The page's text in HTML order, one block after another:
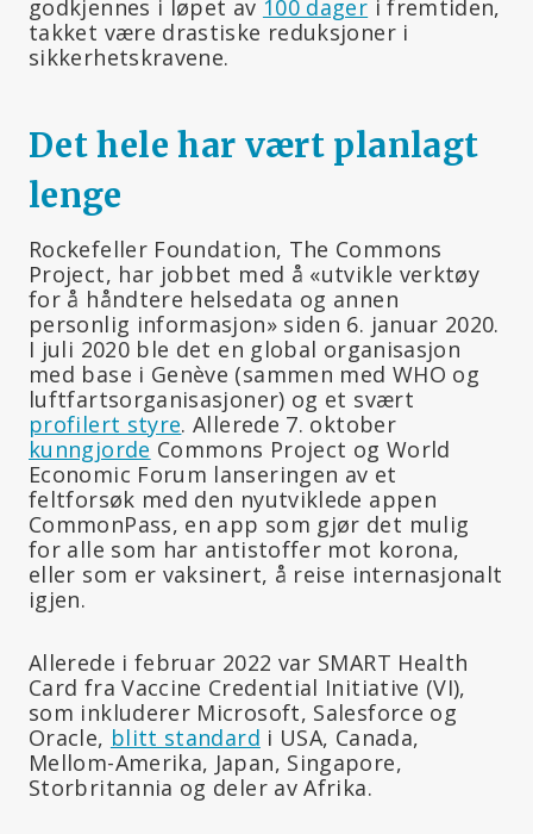
godkjennes i løpet av 100 dager i fremtiden,
takket være drastiske reduksjoner i
sikkerhetskravene.
Det hele har vært planlagt
lenge
Rockefeller Foundation, The Commons
Project, har jobbet med å «utvikle verktøy
for å håndtere helsedata og annen
personlig informasjon» siden 6. januar 2020.
I juli 2020 ble det en global organisasjon
med base i Genève (sammen med WHO og
luftfartsorganisasjoner) og et svært
profilert styre. Allerede 7. oktober
kunngjorde Commons Project og World
Economic Forum lanseringen av et
feltforsøk med den nyutviklede appen
CommonPass, en app som gjør det mulig
for alle som har antistoffer mot korona,
eller som er vaksinert, å reise internasjonalt
igjen.
Allerede i februar 2022 var SMART Health
Card fra Vaccine Credential Initiative (VI),
som inkluderer Microsoft, Salesforce og
Oracle, blitt standard i USA, Canada,
Mellom-Amerika, Japan, Singapore,
Storbritannia og deler av Afrika.